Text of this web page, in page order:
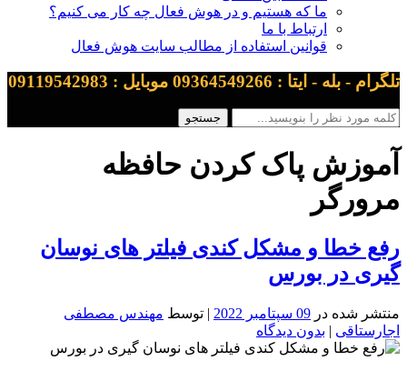
ما که هستیم و در هوش فعال چه کار می کنیم؟
ارتباط با ما
قوانین استفاده از مطالب سایت هوش فعال
تلگرام - بله - ایتا : 09364549266 موبایل : 09119542983
آموزش پاک کردن حافظه
مرورگر
رفع خطا و مشکل کندی فیلتر های نوسان
گیری در بورس
منتشر شده در 09 سپتامبر 2022 | توسط مهندس مصطفی
اجارستاقی | بدون دیدگاه